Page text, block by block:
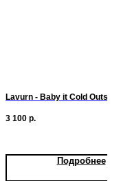
Lavurn - Baby it Cold Outside
3 100 р.
Подробнее